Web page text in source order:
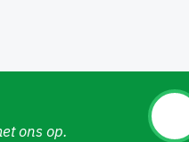
ons op.